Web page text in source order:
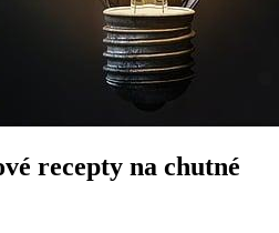
recepty na ⁤chutné